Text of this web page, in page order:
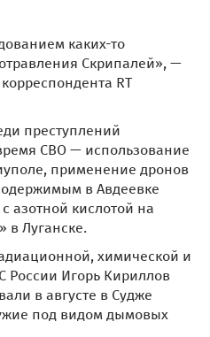
каких-то
Скрипалей», —
RT
преступлений
СВО — использование
применение дронов
в Авдеевке
азотной кислотой на
в Луганске.
химической и
России Игорь Кириллов
в августе в Судже
под видом дымовых